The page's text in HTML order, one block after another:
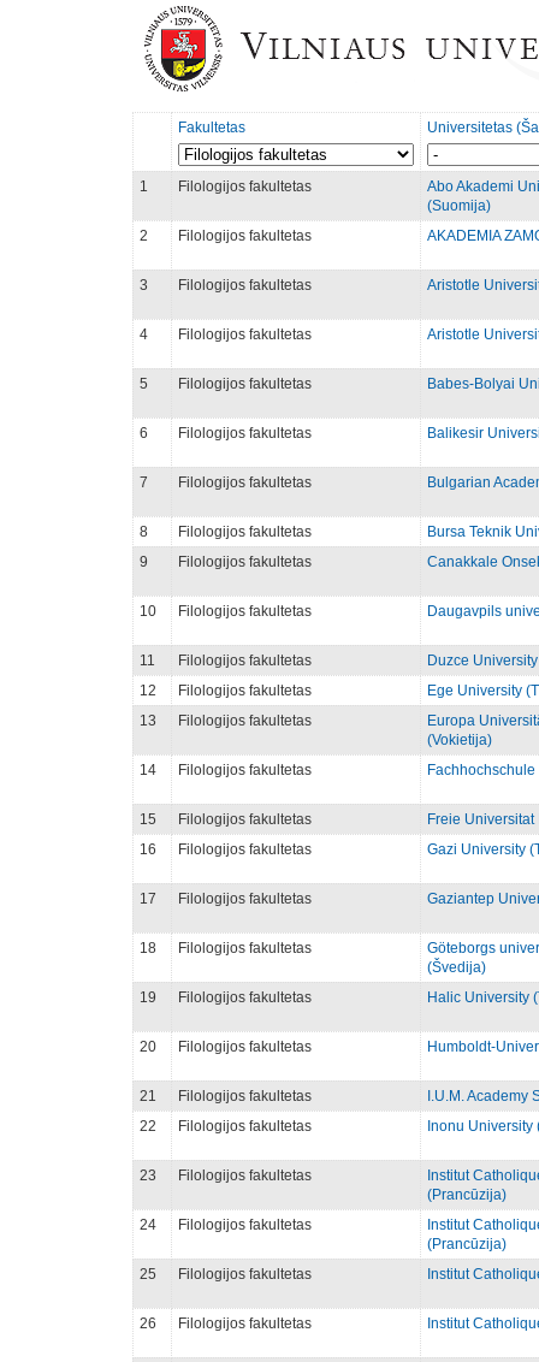
Fakultetas Universitetas
1 Filologijos fakultetas
Abo Akademi
(Suomija)
2
Filologijos fakultetas AKADEMIA
3 Filologijos fakultetas Aristotle
4 Filologijos fakultetas Aristotle
5 Filologijos fakultetas Babes-Bolyai
6 Filologijos fakultetas Balikesir
7 Filologijos fakultetas Bulgarian
8 Filologijos fakultetas
Bursa Teknik
9
Filologijos fakultetas Canakkale
10 Filologijos fakultetas Daugavpils
11 Filologijos fakultetas
Duzce
12
Filologijos fakultetas
Ege University
13
Filologijos fakultetas
Europa
(Vokietija)
14
Filologijos fakultetas
15 Filologijos fakultetas
Freie
16
Filologijos fakultetas Gazi University
17 Filologijos fakultetas Gaziantep
18 Filologijos fakultetas
Göteborgs
(Švedija)
19
Filologijos fakultetas Halic University
20 Filologijos fakultetas Humboldt-
21 Filologijos fakultetas
I.U.M. Academy
22
Filologijos fakultetas Inonu University
23 Filologijos fakultetas
Institut
(Prancūzija)
24
Filologijos fakultetas
Institut
(Prancūzija)
25
Filologijos fakultetas Institut
26 Filologijos fakultetas Institut